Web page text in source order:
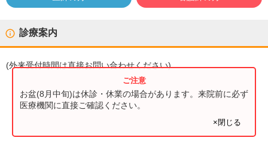
診療案内
(外来受付時間は直接お問い合わせください)
お盆(8月中旬)は休診・休業の場合があります。来院前に必ず
医療機関に直接ご確認ください。
×閉じる